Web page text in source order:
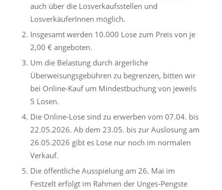
auch über die Losverkaufsstellen und
LosverkäuferInnen möglich.
Insgesamt werden 10.000 Lose zum Preis von je
2,00 € angeboten.
Um die Belastung durch ärgerliche
Überweisungsgebühren zu begrenzen, bitten wir
bei Online-Kauf um Mindestbuchung von jeweils
5 Losen.
Die Online-Lose sind zu erwerben vom 07.04. bis
22.05.2026. Ab dem 23.05. bis zur Auslosung am
26.05.2026 gibt es Lose nur noch im normalen
Verkauf.
Die öffentliche Ausspielung am 26. Mai im
Festzelt erfolgt im Rahmen der Unges-Pengste